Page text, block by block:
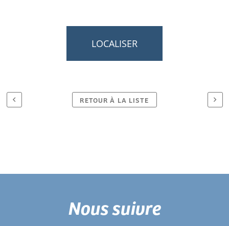
LOCALISER
RETOUR À LA LISTE
Nous suivre